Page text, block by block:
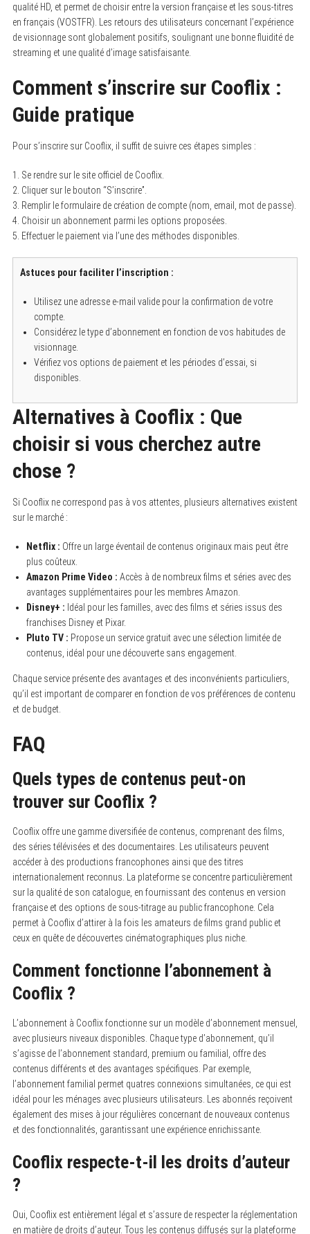
qualité HD, et permet de choisir entre la version française et les sous-titres
en français (VOSTFR). Les retours des utilisateurs concernant l’expérience
de visionnage sont globalement positifs, soulignant une bonne fluidité de
streaming et une qualité d’image satisfaisante.
Comment s’inscrire sur Cooflix :
Guide pratique
Pour s’inscrire sur Cooflix, il suffit de suivre ces étapes simples :
1. Se rendre sur le site officiel de Cooflix.
2. Cliquer sur le bouton “S’inscrire”.
3. Remplir le formulaire de création de compte (nom, email, mot de passe).
4. Choisir un abonnement parmi les options proposées.
5. Effectuer le paiement via l’une des méthodes disponibles.
Astuces pour faciliter l’inscription :
Utilisez une adresse e-mail valide pour la confirmation de votre
compte.
Considérez le type d’abonnement en fonction de vos habitudes de
visionnage.
Vérifiez vos options de paiement et les périodes d’essai, si
disponibles.
Alternatives à Cooflix : Que
choisir si vous cherchez autre
chose ?
Si Cooflix ne correspond pas à vos attentes, plusieurs alternatives existent
sur le marché :
Netflix : Offre un large éventail de contenus originaux mais peut être
plus coûteux.
Amazon Prime Video : Accès à de nombreux films et séries avec des
avantages supplémentaires pour les membres Amazon.
Disney+ : Idéal pour les familles, avec des films et séries issus des
franchises Disney et Pixar.
Pluto TV : Propose un service gratuit avec une sélection limitée de
contenus, idéal pour une découverte sans engagement.
Chaque service présente des avantages et des inconvénients particuliers,
qu’il est important de comparer en fonction de vos préférences de contenu
et de budget.
FAQ
Quels types de contenus peut-on
trouver sur Cooflix ?
Cooflix offre une gamme diversifiée de contenus, comprenant des films,
des séries télévisées et des documentaires. Les utilisateurs peuvent
accéder à des productions francophones ainsi que des titres
internationalement reconnus. La plateforme se concentre particulièrement
sur la qualité de son catalogue, en fournissant des contenus en version
française et des options de sous-titrage au public francophone. Cela
permet à Cooflix d’attirer à la fois les amateurs de films grand public et
ceux en quête de découvertes cinématographiques plus niche.
Comment fonctionne l’abonnement à
Cooflix ?
L’abonnement à Cooflix fonctionne sur un modèle d’abonnement mensuel,
avec plusieurs niveaux disponibles. Chaque type d’abonnement, qu’il
s’agisse de l’abonnement standard, premium ou familial, offre des
contenus différents et des avantages spécifiques. Par exemple,
l’abonnement familial permet quatres connexions simultanées, ce qui est
idéal pour les ménages avec plusieurs utilisateurs. Les abonnés reçoivent
également des mises à jour régulières concernant de nouveaux contenus
et des fonctionnalités, garantissant une expérience enrichissante.
Cooflix respecte-t-il les droits d’auteur
?
Oui, Cooflix est entièrement légal et s’assure de respecter la réglementation
en matière de droits d’auteur. Tous les contenus diffusés sur la plateforme